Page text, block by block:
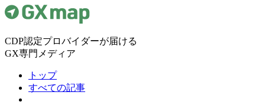
CDP認定プロバイダーが届ける
GX専門メディア
トップ
すべての記事